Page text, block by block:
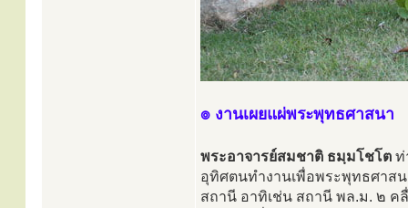
๏ งานเผยแผ่พระพุทธศาสนา
พระอาจารย์สมชาติ ธมฺมโชโต ท่
อุทิศตนทำงานเพื่อพระพุทธศาส
สถานี อาทิเช่น สถานี พล.ม. ๒